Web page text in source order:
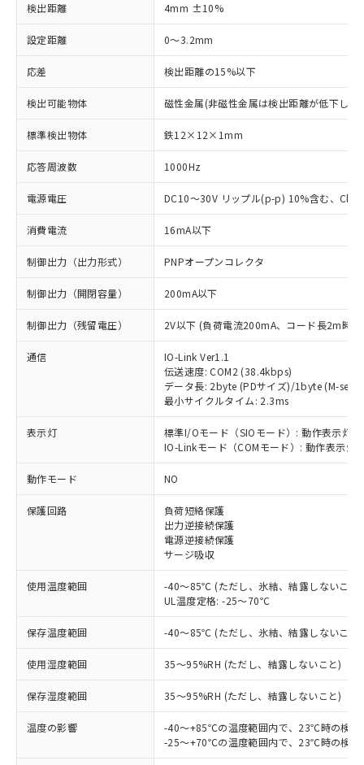
検出距離 4mm ±10%
設定距離 0～3.2mm
応差 検出距離の15%以下
検出可能物体 磁性金属(非磁性金属は検出距離が低下しま
標準検出物体 鉄12×12×1mm
応答周波数 1000Hz
電源電圧 DC10～30V リップル(p-p) 10%含む、
消費電流 16mA以下
制御出力（出力形式） PNPオープンコレクタ
制御出力（開閉容量） 200mA以下
制御出力（残留電圧） 2V以下 (負荷電流200mA、コード長2m時)
通信
IO-Link Ver1.1
伝送速度: COM2 (38.4kbps)
データ長: 2byte (PDサイズ)/1byte (M-
最小サイクルタイム: 2.3ms
表示灯
標準I/Oモード（SIOモード）: 動作表示灯(
IO-Linkモード（COMモード）: 動作表示
動作モード NO
保護回路
負荷短絡保護
出力逆接続保護
電源逆接続保護
サージ吸収
使用温度範囲
-40～85℃ (ただし、氷結、結露しないこと)
UL温度定格: -25～70℃
保存温度範囲 -40～85℃ (ただし、氷結、結露しないこと)
使用湿度範囲 35～95%RH (ただし、結露しないこと)
保存湿度範囲 35～95%RH (ただし、結露しないこと)
温度の影響
-40～+85℃の温度範囲内で、23℃時の検
-25～+70℃の温度範囲内で、23℃時の検
ご利用条件
以下の条件をお読みいただき、同意のうえ
ご利用ください。
本サービスは、当社制御機器事業取扱
商品の当社在庫状況および標準価格
(税抜)を提供させていただくもので
当社制御機器事業取扱商品の中には、
対応済み：EU RoHS指令（10物質）の
非含有に対応した製品が提供可能な商品で
有に対応した製品に切り替える予定のある
対応予定なし：EU RoHS指令（10物質）の
非含有に非対応の商品で、対応品を出す予
定はありません。
調査・確認中：EU RoHS指令（10物質）の
非含有の対応状況を調査中または確認中の
非該当品：ライセンス料など無形物で、有
害物質有無と関係のない商品です。
※1 中国RoHS○×表
「○」：最大均質材料含有率が中国RoHSの
基準値以下であることを示します。